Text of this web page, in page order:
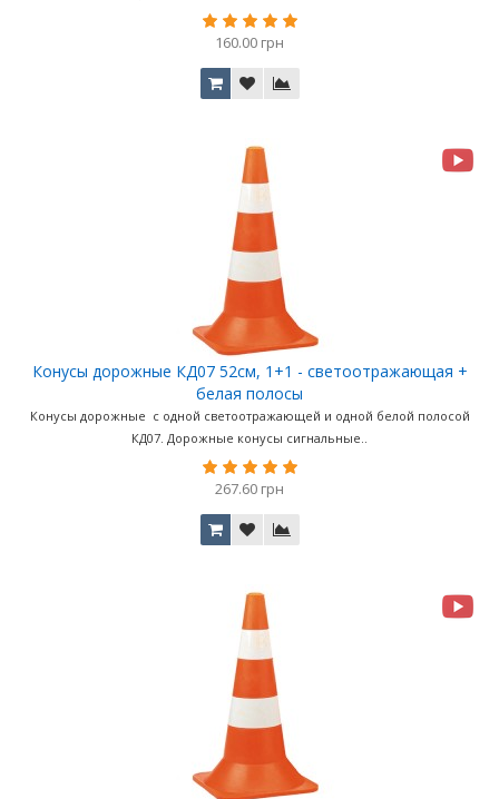
160.00 грн
Конусы дорожные КД07 52см, 1+1 - светоотражающая +
белая полосы
Конусы дорожные с одной светоотражающей и одной белой полосой
КД07. Дорожные конусы сигнальные..
267.60 грн